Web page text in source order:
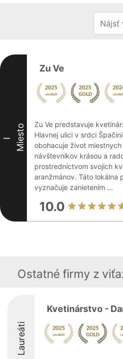
I Miesto
Zu Ve
Zu Ve predstavuje
Hlavnej ulici v srdci
obohacuje život
návštevníkov krásou a
prostredníctvom svojich
aranžmánov. Táto lokálna
vyznačuje zanietením ...
10.0
Ostatné firmy z
Laureáti
Kvetinárstvo -